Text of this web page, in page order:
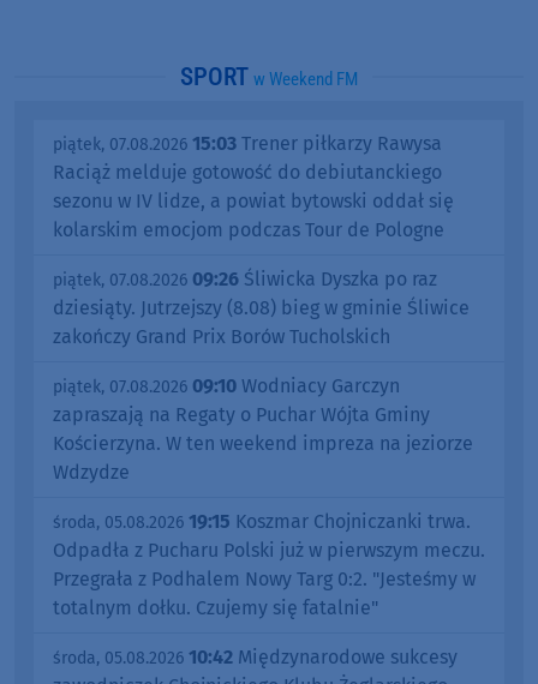
SPORT w Weekend FM
piątek, 07.08.2026 15:03 Trener piłkarzy Rawysa
Raciąż melduje gotowość do debiutanckiego
sezonu w IV lidze, a powiat bytowski oddał się
kolarskim emocjom podczas Tour de Pologne
piątek, 07.08.2026 09:26 Śliwicka Dyszka po raz
dziesiąty. Jutrzejszy (8.08) bieg w gminie Śliwice
zakończy Grand Prix Borów Tucholskich
piątek, 07.08.2026 09:10 Wodniacy Garczyn
zapraszają na Regaty o Puchar Wójta Gminy
Kościerzyna. W ten weekend impreza na jeziorze
Wdzydze
środa, 05.08.2026 19:15 Koszmar Chojniczanki trwa.
Odpadła z Pucharu Polski już w pierwszym meczu.
Przegrała z Podhalem Nowy Targ 0:2. "Jesteśmy w
totalnym dołku. Czujemy się fatalnie"
środa, 05.08.2026 10:42 Międzynarodowe sukcesy